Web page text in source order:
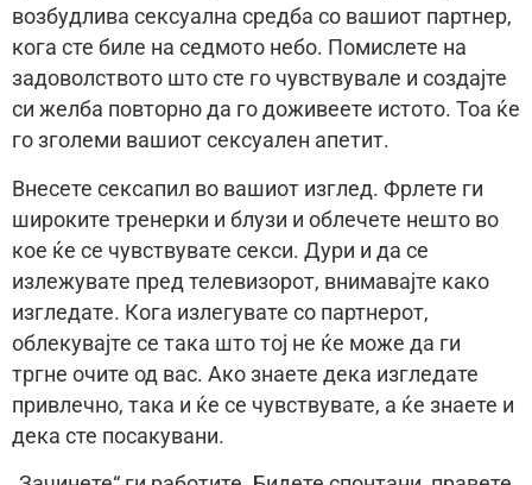
возбудлива сексуална средба со вашиот партнер,
кога сте биле на седмото небо. Помислете на
задоволството што сте го чувствувале и создајте
си желба повторно да го доживеете истото. Тоа ќе
го зголеми вашиот сексуален апетит.
Внесете сексапил во вашиот изглед. Фрлете ги
широките тренерки и блузи и облечете нешто во
кое ќе се чувствувате секси. Дури и да се
излежувате пред телевизорот, внимавајте како
изгледате. Кога излегувате со партнерот,
облекувајте се така што тој не ќе може да ги
тргне очите од вас. Ако знаете дека изгледате
привлечно, така и ќе се чувствувате, а ќе знаете и
дека сте посакувани.